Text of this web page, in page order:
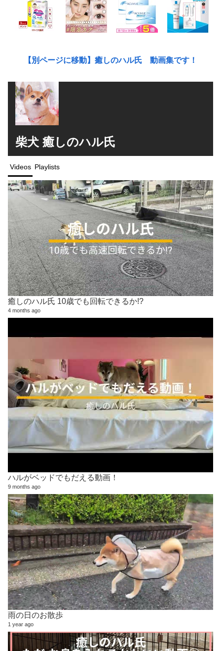
【別ページに移動】癒しのハル氏 動画集です！
柴犬 癒しのハル氏
Videos Playlists
癒しのハル氏 10歳でも回転できるか!?
4 months ago
ハルがベッドでもだえる動画！
9 months ago
雨の日のお散歩
1 year ago